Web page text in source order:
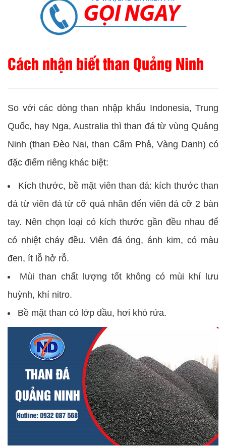
Cách nhận biết than Quảng Ninh
So với các dòng than nhập khẩu Indonesia, Trung
Quốc, hay Nga, Australia thì than đá từ vùng Quảng
Ninh (than Đèo Nai, than Cẩm Phả, Vàng Danh) có
đặc điểm riêng khác biệt:
Kích thước, bề mặt viên than đá: kích thước than
đá từ viên đá từ cỡ quả nhãn đến viên đá cỡ 2 bàn
tay. Nên chọn loại có kích thước gần đều nhau để
có nhiệt cháy đều. Viên đá óng, ánh kim, có màu
đen, ít lỗ hở rỗ.
Mùi than chất lượng tốt không có mùi khí lưu
huỳnh, khí nitro.
Bề mặt than có lớp dầu, hơi khó rửa.